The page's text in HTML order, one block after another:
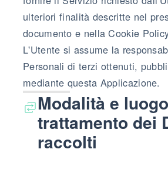
ulteriori finalità descritte nel
documento e nella Cookie
L'Utente si assume la
Personali di terzi ottenuti,
mediante questa Applicazione.
Modalità e
trattamento dei
raccolti